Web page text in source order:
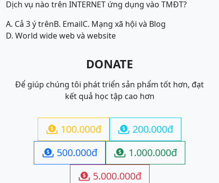
Dịch vụ nào trên INTERNET ứng dụng vào TMĐT?
A. Cả 3 ý trênB. EmailC. Mạng xã hội và Blog
D. World wide web và website
DONATE
Để giúp chúng tôi phát triển sản phẩm tốt hơn, đạt
kết quả học tập cao hơn
 100.000đ  200.000đ
 500.000đ  1.000.000đ
 5.000.000đ